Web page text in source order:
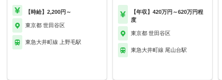
【時給】2,200円～
東京都 世田谷区
東急大井町線 上野毛駅
【年収】420万円～620万円程
度
東京都 世田谷区
東急大井町線 尾山台駅